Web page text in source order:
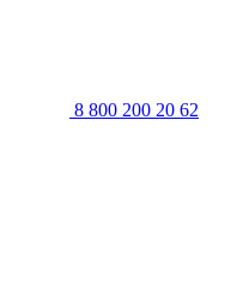
8 800 200 20 62